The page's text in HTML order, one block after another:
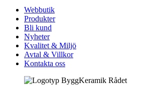
Webbutik
Produkter
Bli kund
Nyheter
Kvalitet & Miljö
Avtal & Villkor
Kontakta oss